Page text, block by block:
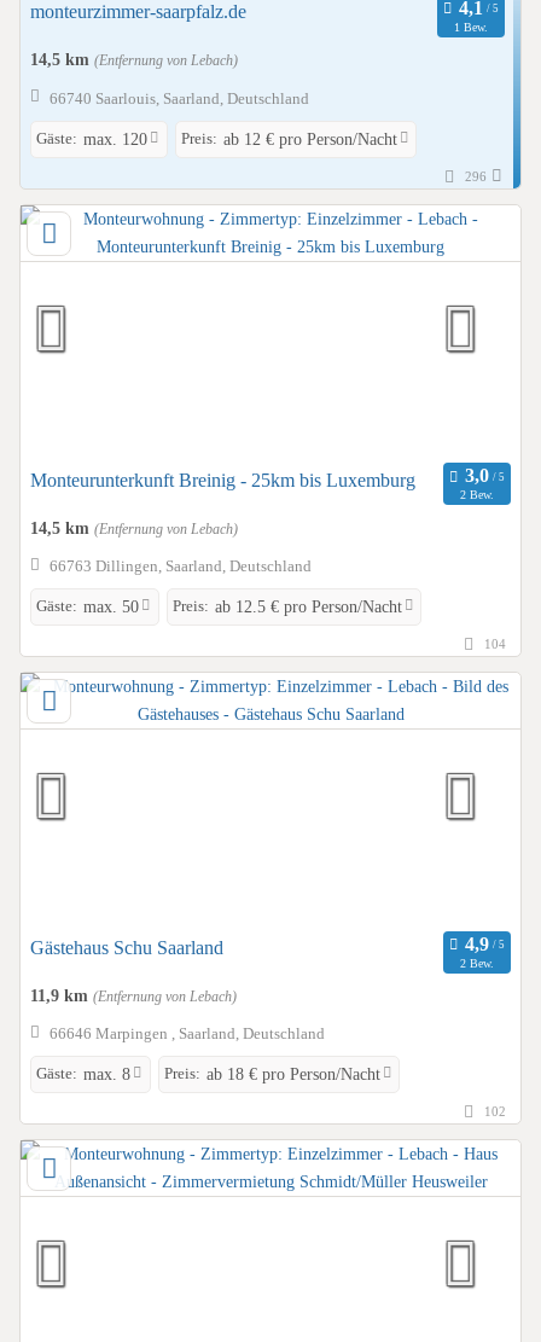
monteurzimmer-saarpfalz.de
1 Bew.
14,5 km (Entfernung von Lebach)
66740 Saarlouis, Saarland, Deutschland
Gäste: max. 120 Preis: ab 12 € pro Person/Nacht
296
Monteurunterkunft Breinig - 25km bis Luxemburg
2 Bew.
14,5 km (Entfernung von Lebach)
66763 Dillingen, Saarland, Deutschland
Gäste: max. 50 Preis: ab 12.5 € pro Person/Nacht
104
Gästehaus Schu Saarland
2 Bew.
11,9 km (Entfernung von Lebach)
66646 Marpingen , Saarland, Deutschland
Gäste: max. 8 Preis: ab 18 € pro Person/Nacht
102